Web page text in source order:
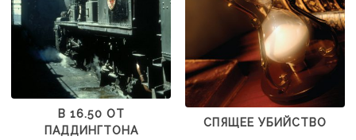
В 16.50 ОТ
ПАДДИНГТОНА
СПЯЩЕЕ УБИЙСТВО